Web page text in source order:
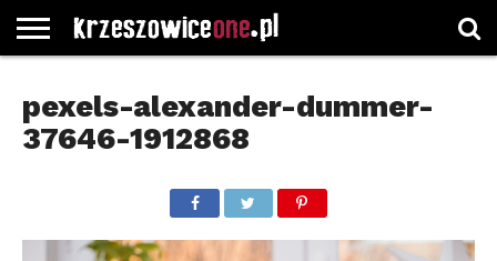
GŁÓWNA
WYBORY
SAMORZĄDOWE
WYBIERZ
KATEGORIE
ROZKŁADY
JAZDY
GREGORCZYK
WATCH
KONTAKT
pexels-alexander-dummer-
37646-1912868